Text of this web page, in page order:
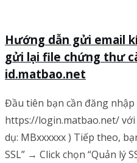
Hướng dẫn gửi email
gửi lại file chứng thư
id.matbao.net
Đầu tiên bạn cần đăng
https://login.matbao.net/
dụ: MBxxxxxx ) Tiếp theo,
SSL” → Click chọn “Quản lý